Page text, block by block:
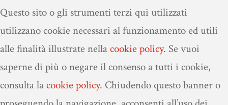
Questo sito o gli strumenti terzi qui utilizzati
utilizzano cookie necessari al funzionamento ed utili
alle finalità illustrate nellacookie policy. Se vuoi
saperne di più o negare il consenso a tutti i cookie,
consulta lacookie policy. Chiudendo questo banner o